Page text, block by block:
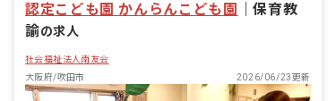
認定こども園 かんらんこども園 ｜保育教
諭の求人
社会福祉法人南友会
大阪府/吹田市
2026/06/23更新